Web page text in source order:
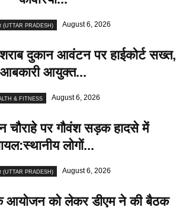
(UTTAR PRADESH) August 6, 2026
शराब दुकान आवंटन पर हाईकोर्ट सख्त,
आबकारी आयुक्त...
& FITNESS August 6, 2026
चौराहे पर गौवंश सड़क हादसे में
लोगों...
(UTTAR PRADESH) August 6, 2026
आयोजन को लेकर डीएम ने की बैठक